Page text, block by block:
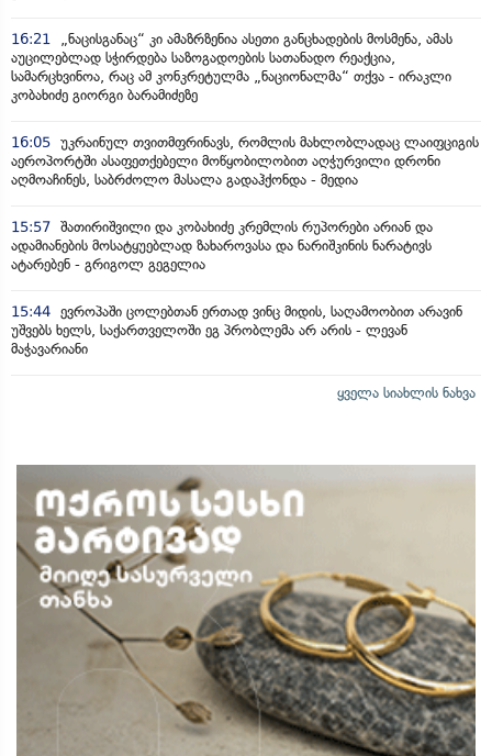
16:21
„ნაცისგანაც“ კი ამაზრზენია ასეთი განცხადების მოსმენა, ამას
აუცილებლად სჭირდება საზოგადოების სათანადო რეაქცია,
სამარცხვინოა, რაც ამ კონკრეტულმა „ნაციონალმა“ თქვა - ირაკლი
კობახიძე გიორგი ბარამიძეზე
16:05 უკრაინულ თვითმფრინავს, რომლის მახლობლადაც ლაიფციგის
აეროპორტში ასაფეთქებელი მოწყობილობით აღჭურვილი დრონი
აღმოაჩინეს, საბრძოლო მასალა გადაჰქონდა - მედია
15:57 შათირიშვილი და კობახიძე კრემლის რუპორები არიან და
ადამიანების მოსატყუებლად ზახაროვასა და ნარიშკინის ნარატივს
ატარებენ - გრიგოლ გეგელია
15:44 ევროპაში ცოლებთან ერთად ვინც მიდის, საღამოობით არავინ
უშვებს ხელს, საქართველოში ეგ პრობლემა არ არის - ლევან
მაჭავარიანი
ყველა სიახლის ნახვა